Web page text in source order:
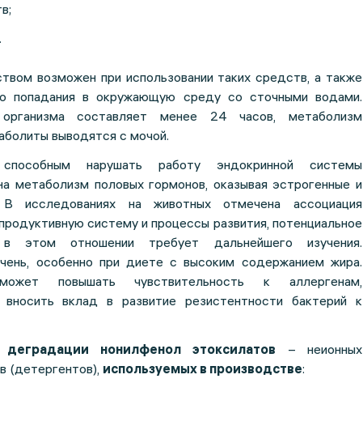
возможен при использовании таких средств, а также
попадания в окружающую среду со сточными водами.
составляет менее 24 часов, метаболизм
выводятся с мочой.
нарушать работу эндокринной системы
метаболизм половых гормонов, оказывая эстрогенные и
исследованиях на животных отмечена ассоциация
систему и процессы развития, потенциальное
этом отношении требует дальнейшего изучения.
особенно при диете с высоким содержанием жира.
повышать чувствительность к аллергенам,
вклад в развитие резистентности бактерий к
деградации нонилфенол этоксилатов – неионных
(детергентов), используемых в производстве: